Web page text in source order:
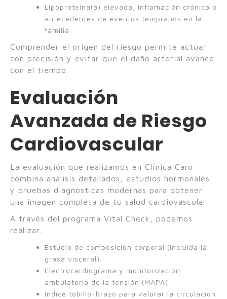
Lipoproteína(a) elevada, inflamación crónica o
antecedentes de eventos tempranos en la
familia.
Comprender el origen del riesgo permite actuar
con precisión y evitar que el daño arterial avance
con el tiempo.
Evaluación
Avanzada de Riesgo
Cardiovascular
La evaluación que realizamos en Clínica Caro
combina análisis detallados, estudios hormonales
y pruebas diagnósticas modernas para obtener
una imagen completa de tu salud cardiovascular.
A través del programa Vital Check, podemos
realizar:
Estudio de composición corporal (incluida la
grasa visceral).
Electrocardiograma y monitorización
ambulatoria de la tensión (MAPA).
Índice tobillo-brazo para valorar la circulación